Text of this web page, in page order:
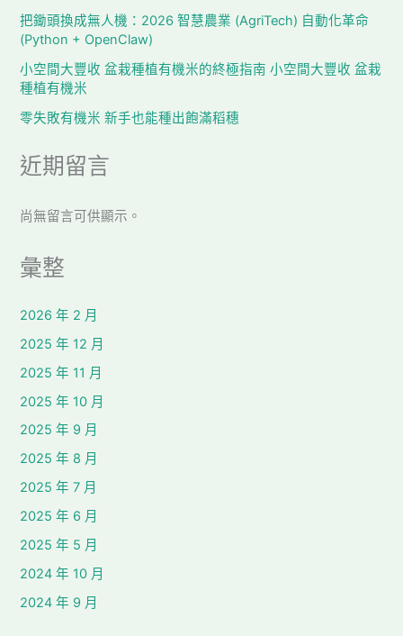
把鋤頭換成無人機：2026 智慧農業 (AgriTech) 自動化革命
(Python + OpenClaw)
小空間大豐收 盆栽種植有機米的終極指南 小空間大豐收 盆栽
種植有機米
零失敗有機米 新手也能種出飽滿稻穗
近期留言
尚無留言可供顯示。
彙整
2026 年 2 月
2025 年 12 月
2025 年 11 月
2025 年 10 月
2025 年 9 月
2025 年 8 月
2025 年 7 月
2025 年 6 月
2025 年 5 月
2024 年 10 月
2024 年 9 月